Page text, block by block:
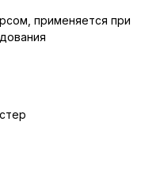
применяется при